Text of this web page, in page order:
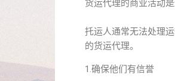
货运代理的商业活动
托运人通常无法处理
的货运代理。
1.确保他们有信誉